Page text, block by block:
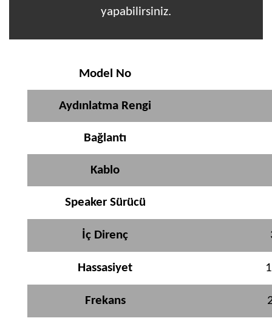
yapabilirsiniz.
Model No
Aydınlatma Rengi
Bağlantı
Kablo
Speaker Sürücü
İç Direnç
Hassasiyet
Frekans